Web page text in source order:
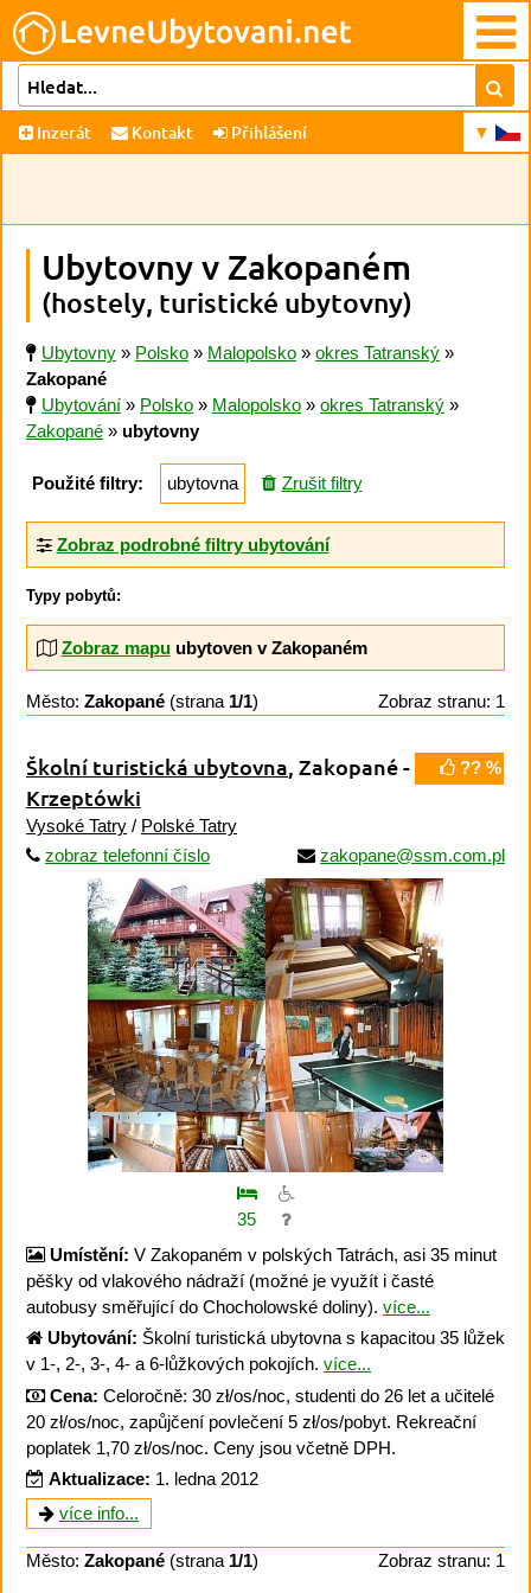
Inzerát Kontakt Přihlášení
Ubytovny v Zakopaném
(hostely, turistické ubytovny)
Ubytovny » Polsko » Malopolsko » okres Tatranský »
Zakopané
Ubytování » Polsko » Malopolsko » okres Tatranský »
Zakopané » ubytovny
Použité filtry: ubytovna Zrušit filtry
Zobraz podrobné filtry ubytování
Typy pobytů:
Zobraz mapuubytoven v Zakopaném
Město: Zakopané (strana 1/1) Zobraz stranu: 1
?? %
Školní turistická ubytovna, Zakopané -
Krzeptówki
Vysoké Tatry / Polské Tatry
zobraz telefonní číslo
zakopane@ssm.com.pl
35
Umístění: V Zakopaném v polských Tatrách, asi 35 minut
pěšky od vlakového nádraží (možné je využít i časté
autobusy směřující do Chocholowské doliny). více...
Ubytování: Školní turistická ubytovna s kapacitou 35 lůžek
v 1-, 2-, 3-, 4- a 6-lůžkových pokojích. více...
Cena: Celoročně: 30 zł/os/noc, studenti do 26 let a učitelé
20 zł/os/noc, zapůjčení povlečení 5 zł/os/pobyt. Rekreační
poplatek 1,70 zł/os/noc. Ceny jsou včetně DPH.
Aktualizace: 1. ledna 2012
více info...
Město: Zakopané (strana 1/1) Zobraz stranu: 1